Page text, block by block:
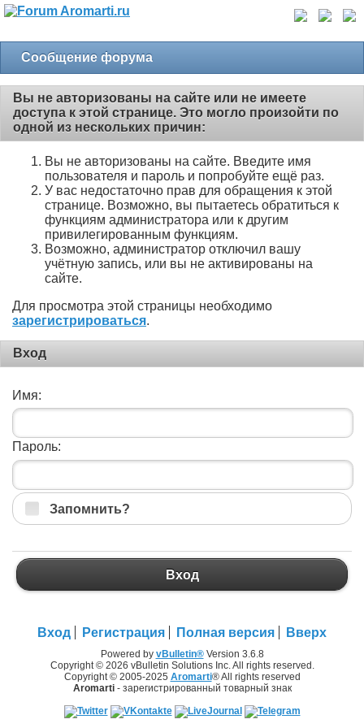
Сообщение форума
Вы не авторизованы на сайте или не имеете
доступа к этой странице. Это могло произойти по
одной из нескольких причин:
Вы не авторизованы на сайте. Введите имя
пользователя и пароль и попробуйте ещё раз.
У вас недостаточно прав для обращения к этой
странице. Возможно, вы пытаетесь обратиться к
функциям администратора или к другим
привилегированным функциям.
Возможно, администратор отключил вашу
учётную запись, или вы не активированы на
сайте.
Для просмотра этой страницы необходимо
зарегистрироваться.
Вход
Имя:
Пароль:
Запомнить?
Вход
Вход Регистрация Полная версия Вверх
Powered by vBulletin®Version 3.6.8
Copyright © 2026 vBulletin Solutions Inc. All rights reserved.
Copyright © 2005-2025 Aromarti® All rights reserved
Aromarti- зарегистрированный товарный знак